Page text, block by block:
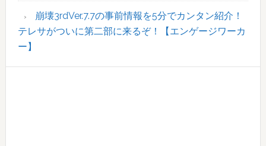
崩壊3rdVer.7.7の事前情報を5分でカンタン紹介！
テレサがついに第二部に来るぞ！【エンゲージワーカ
ー】